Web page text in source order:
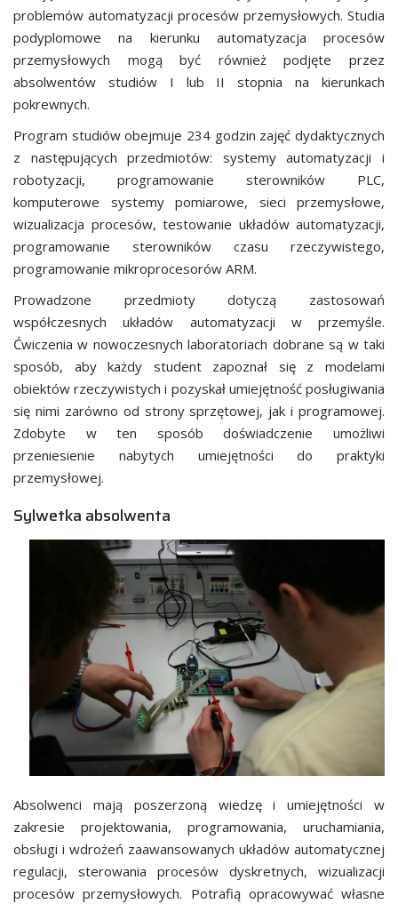
problemów automatyzacji procesów przemysłowych. Studia
podyplomowe na kierunku automatyzacja procesów
przemysłowych mogą być również podjęte przez
absolwentów studiów I lub II stopnia na kierunkach
pokrewnych.
Program studiów obejmuje 234 godzin zajęć dydaktycznych
z następujących przedmiotów: systemy automatyzacji i
robotyzacji, programowanie sterowników PLC,
komputerowe systemy pomiarowe, sieci przemysłowe,
wizualizacja procesów, testowanie układów automatyzacji,
programowanie sterowników czasu rzeczywistego,
programowanie mikroprocesorów ARM.
Prowadzone przedmioty dotyczą zastosowań
współczesnych układów automatyzacji w przemyśle.
Ćwiczenia w nowoczesnych laboratoriach dobrane są w taki
sposób, aby każdy student zapoznał się z modelami
obiektów rzeczywistych i pozyskał umiejętność posługiwania
się nimi zarówno od strony sprzętowej, jak i programowej.
Zdobyte w ten sposób doświadczenie umożliwi
przeniesienie nabytych umiejętności do praktyki
przemysłowej.
Sylwetka absolwenta
Absolwenci mają poszerzoną wiedzę i umiejętności w
zakresie projektowania, programowania, uruchamiania,
obsługi i wdrożeń zaawansowanych układów automatycznej
regulacji, sterowania procesów dyskretnych, wizualizacji
procesów przemysłowych. Potrafią opracowywać własne